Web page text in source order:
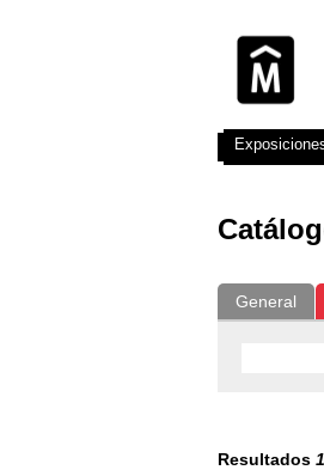
General
Resultados 1